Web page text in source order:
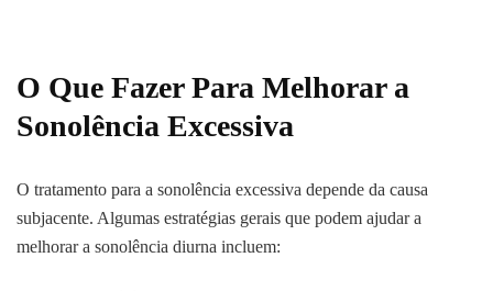
O Que Fazer Para Melhorar a
Sonolência Excessiva
O tratamento para a sonolência excessiva depende da causa
subjacente. Algumas estratégias gerais que podem ajudar a
melhorar a sonolência diurna incluem: